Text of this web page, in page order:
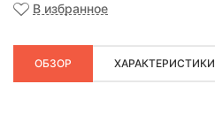
В избранное
ОБЗОР ХАРАКТЕРИСТИКИ